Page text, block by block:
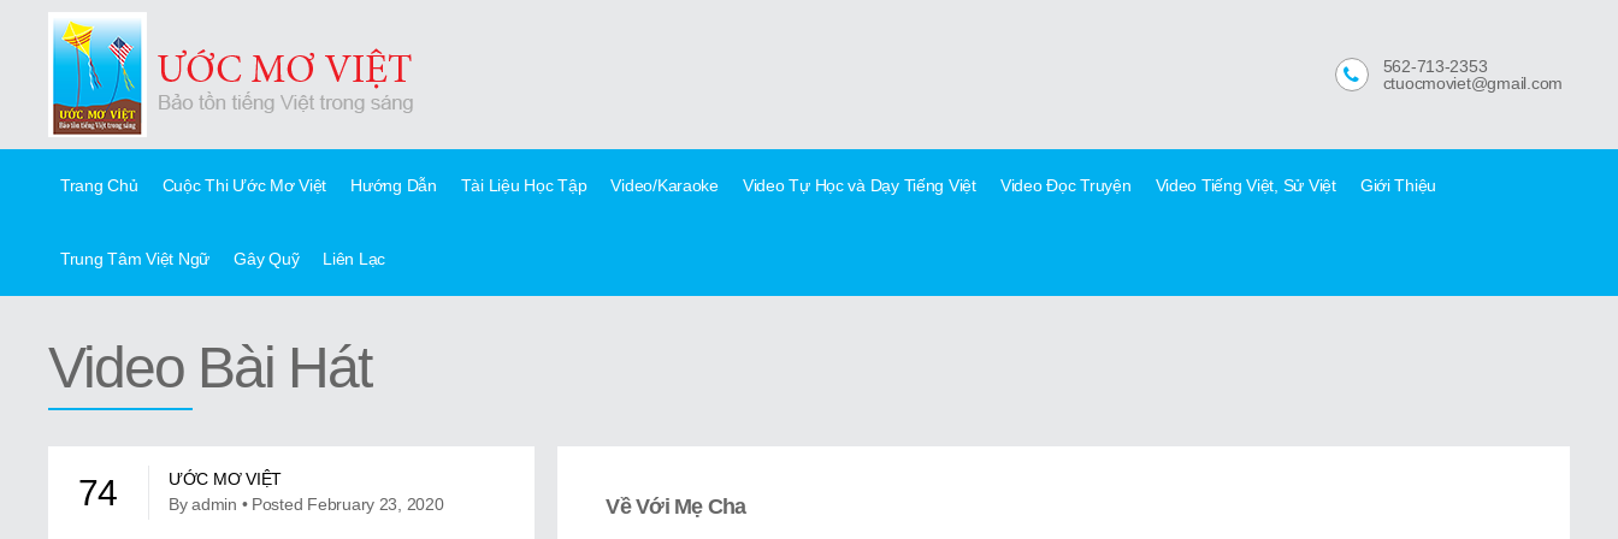
562-713-2353
ctuocmoviet@gmail.com
Trang Chủ Cuộc Thi Ước Mơ Việt Hướng Dẫn Tài Liệu Học Tập Video/Karaoke Video Tự Học và Dạy Tiếng Việt Video Đọc Truyện Video Tiếng Việt, Sử Việt Giới Thiệu
Trung Tâm Việt Ngữ Gây Quỹ Liên Lạc
Video Bài Hát
74
ƯỚC MƠ VIỆT
By admin • Posted February 23, 2020
Về Với Mẹ Cha